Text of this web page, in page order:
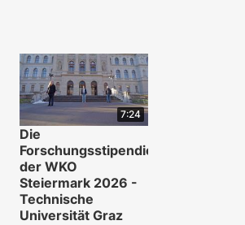
7:24
Die
Forschungsstipendien
der WKO
Steiermark 2026 -
Technische
Universität Graz